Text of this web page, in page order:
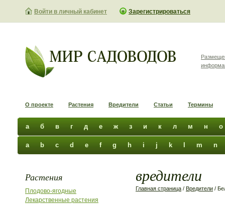
Войти в личный кабинет Зарегистрироваться
О проекте Растения Вредители Статьи Термины
а б в г д е ж з и к л м н о
a b c d e f g h i j k m n
Растения
Плодово-ягодные
Лекарственные растения
вредители
Главная страница / Вредители /